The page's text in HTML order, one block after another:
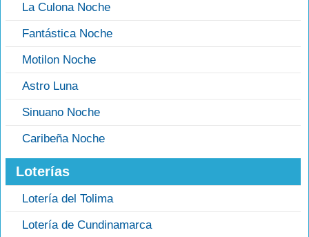
La Culona Noche
Fantástica Noche
Motilon Noche
Astro Luna
Sinuano Noche
Caribeña Noche
Loterías
Lotería del Tolima
Lotería de Cundinamarca